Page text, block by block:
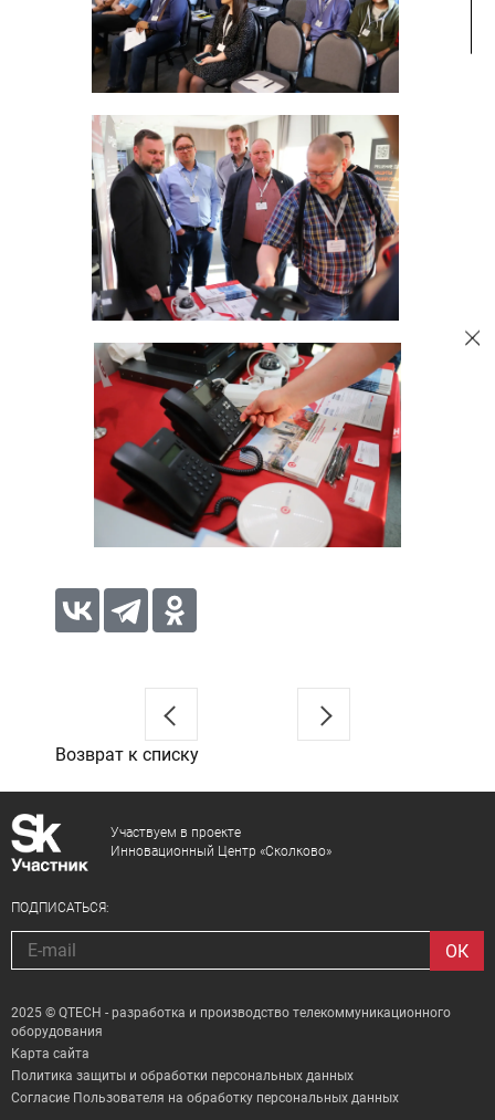
Возврат к списку
Участвуем в проекте
Инновационный Центр «Сколково»
ПОДПИСАТЬСЯ:
2025 © QTECH - разработка и производство телекоммуникационного
оборудования
Карта сайта
Политика защиты и обработки персональных данных
Согласие Пользователя на обработку персональных данных